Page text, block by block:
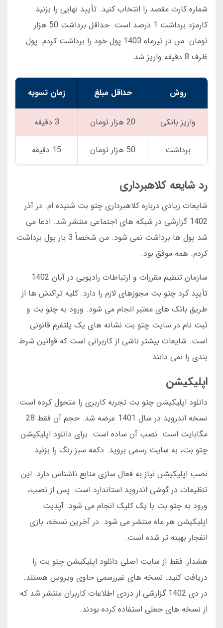
شماره کارت مقصد را انتخاب کنید. تأیید نهایی را بزنید.
کارمزد برداشت 1 درصد است. حداقل برداشت 50 هزار
تومان. من در تیرماه 1403 پول خود را برداشت کردم. پول
ظرف 8 دقیقه واریز شد.
روش حداقل مبلغ زمان تسویه
واریز بانکی 20 هزار تومان 3 دقیقه
برداشت 50 هزار تومان 15 دقیقه
رد شایعه کلاهبرداری
شایعات زیادی درباره کلاهبرداری چتو بت شنیده ام. در آذر
1402 گزارشی در شبکه های اجتماعی منتشر شد. ادعا می
شد پول ها برداشت نمی شود. من شخصاً 3 بار پول برداشت
کردم. همه موفق بود.
سازمان تنظیم مقررات و ارتباطات رادیویی در آبان 1402
تأیید کرد چتو بت مجوزهای لازم را دارد. کلیه تراکنش ها از
طریق بانک های معتبر انجام می شود. ورود به چتو بت و
ثبت نام در سایت چتو بت نشانه های یک پلتفرم قانونی
است. شایعات بیشتر ناشی از کاربرانی است که قوانین شرط
بندی را نمی دانند.
اپلیکیشن
دانلود اپلیکیشن چتو بت تجربه کاربری را متحول کرده است.
نسخه اندروید در سال 1401 عرضه شد. حجم آن فقط 28
مگابایت است. نصب آن ساده است. برای دانلود اپلیکیشن
چتو بت، به سایت رسمی بروید. دکمه سبز رنگ را بزنید.
نصب اپلیکیشن نیاز به فعال سازی منابع ناشناس دارد. این
تنظیمات در گوشی اندروید استاندارد است. پس از نصب،
ورود به چتو بت با یک کلیک انجام می شود. آپدیت
اپلیکیشن هر ماه منتشر می شود. در آخرین نسخه، بازی
انفجار بهینه تر شده است.
هشدار: فقط از سایت اصلی دانلود اپلیکیشن چتو بت را
دریافت کنید. نسخه های غیررسمی حاوی ویروس هستند.
در دی 1402 گزارشی از دزدی اطلاعات کاربران منتشر شد که
از نسخه های جعلی استفاده کرده بودند.